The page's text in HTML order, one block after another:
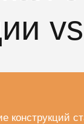
конструкций